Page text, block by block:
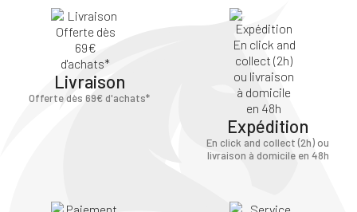
Livraison
Offerte dès 69€ d'achats*
Expédition
En click and collect (2h) ou
livraison à domicile en 48h